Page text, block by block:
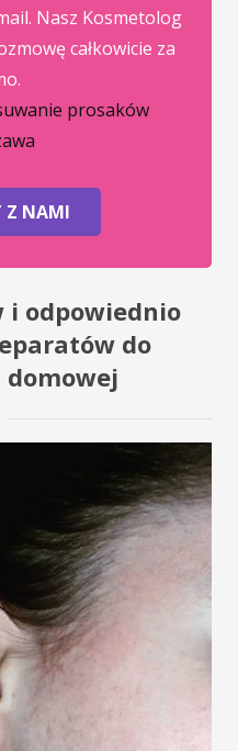
Nasz Kosmetolog
całkowicie za
prosaków
Z NAMI
i odpowiednio
do